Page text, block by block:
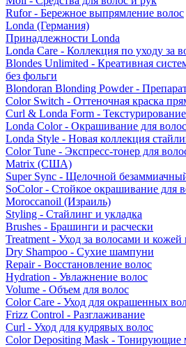
Rufor - Бережное выпрямление волос
Londa (Германия)
Принадлежности Londa
Londa Care - Коллекция по уходу за
Blondes Unlimited - Креативная
без фольги
Blondoran Blonding Powder -
Color Switch - Оттеночная краска
Curl & Londa Form - Текстурирование
Londa Color - Окрашивание для волос
Londa Style - Новая коллекция
Color Tune - Экспресс-тонер для
Matrix (США)
Super Sync - Щелочной
SoColor - Стойкое окрашивание для
Moroccanoil (Израиль)
Styling - Стайлинг и укладка
Brushes - Брашинги и расчески
Treatment - Уход за волосами и кожей
Dry Shampoo - Сухие шампуни
Repair - Восстановление волос
Hydration - Увлажнение волос
Volume - Объем для волос
Color Care - Уход для окрашенных
Frizz Control - Разглаживание
Curl - Уход для кудрявых волос
Color Depositing Mask - Тонирующие